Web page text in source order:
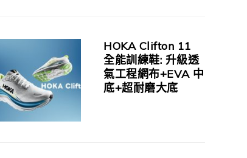
HOKA Clifton 11
全能訓練鞋: 升級透
氣工程網布+EVA 中
底+超耐磨大底